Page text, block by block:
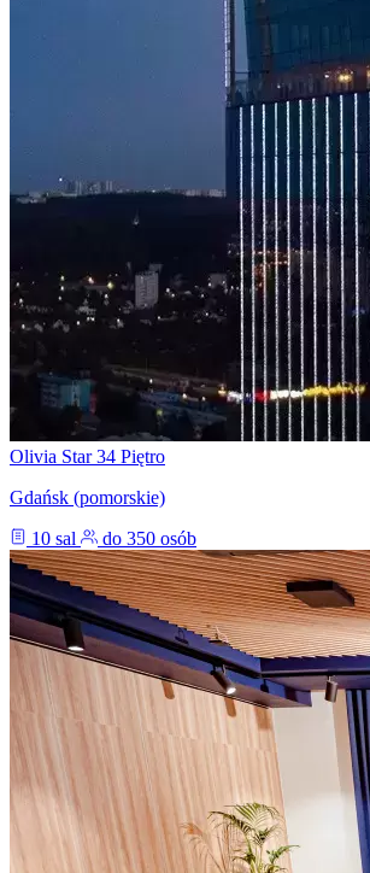
Olivia Star 34 Piętro
Gdańsk (pomorskie)
10 sal
do 350 osób